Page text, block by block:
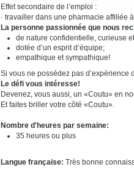
Effet secondaire de l’emploi :
· travailler dans une pharmacie affiliée
La personne passionnée que nous
de nature confidentielle, curieuse
dotée d’un esprit d’équipe;
empathique et sympathique!
Si vous ne possédez pas
Le défi vous intéresse!
Devenez, vous aussi, un «Coutu» en
Et faites briller votre côté «Coutu».
Nombre d'heures par semaine:
35 heures ou plus
Langue française: Très bonne